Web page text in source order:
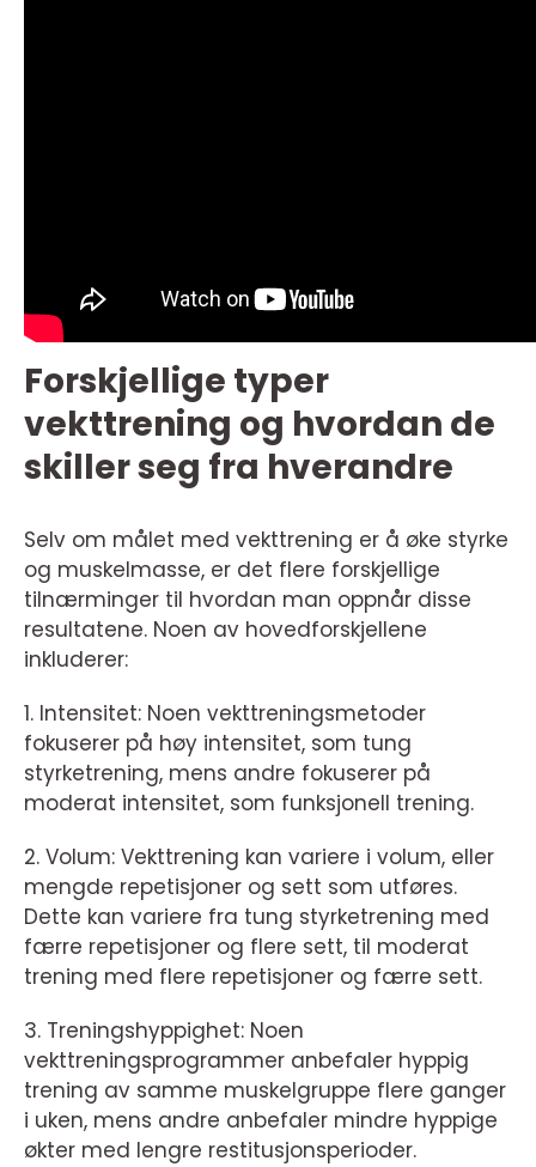
Forskjellige typer
vekttrening og hvordan de
skiller seg fra hverandre
Selv om målet med vekttrening er å øke styrke
og muskelmasse, er det flere forskjellige
tilnærminger til hvordan man oppnår disse
resultatene. Noen av hovedforskjellene
inkluderer:
1. Intensitet: Noen vekttreningsmetoder
fokuserer på høy intensitet, som tung
styrketrening, mens andre fokuserer på
moderat intensitet, som funksjonell trening.
2. Volum: Vekttrening kan variere i volum, eller
mengde repetisjoner og sett som utføres.
Dette kan variere fra tung styrketrening med
færre repetisjoner og flere sett, til moderat
trening med flere repetisjoner og færre sett.
3. Treningshyppighet: Noen
vekttreningsprogrammer anbefaler hyppig
trening av samme muskelgruppe flere ganger
i uken, mens andre anbefaler mindre hyppige
økter med lengre restitusjonsperioder.